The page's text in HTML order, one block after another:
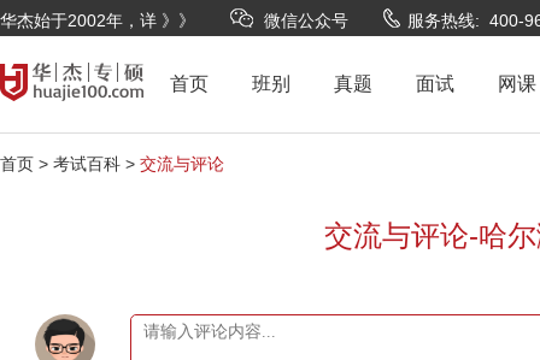
华杰始于2002年，详 》》 微信公众号 服务热线: 400-
首页 班别 真题 面试 网课
首页 > 考试百科 > 交流与评论
交流与评论-哈